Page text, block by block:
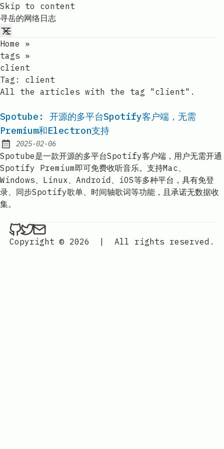
Skip to content
寻岳的网络日志
Home
»
tags »
client
Tag: client
All the articles with the tag "client".
Spotube: 开源的多平台Spotify客户端，无需
Premium和Electron支持
Published:
2025-02-06
Spotube是一款开源的多平台Spotify客户端，用户无需开通
Spotify Premium即可免费收听音乐。支持Mac、
Windows、Linux、Android、iOS等多种平台，具有免登
录、同步Spotify歌单、时间轴歌词等功能，且承诺无数据收
集。
ethan4768 on Github
ethan4768 on Twitter
Send an email to
Copyright © 2026
| All rights reserved.